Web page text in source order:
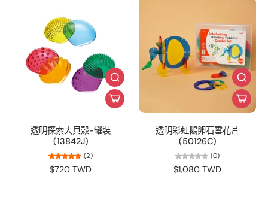
透明探索大貝殼-罐裝
(13842J)
(2)
$720 TWD
透明彩虹鵝卵石雪花片
(50126C)
(0)
$1,080 TWD